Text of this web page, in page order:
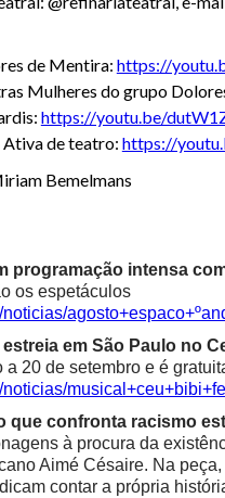
de Mentira: https://
Mulheres do grupo
https://youtu.be/
de teatro: https://
Bemelmans
programação intensa
os espetáculos
em São Paulo no
20 de setembro e é
que confronta racismo
à procura da
Aimé Césaire. Na
contar a própria